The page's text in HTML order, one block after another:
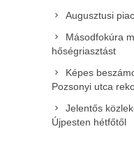
Augusztusi
Másodfokúra
hőségriasztást
Képes
Pozsonyi utca
Jelentős
Újpesten hétfőtől